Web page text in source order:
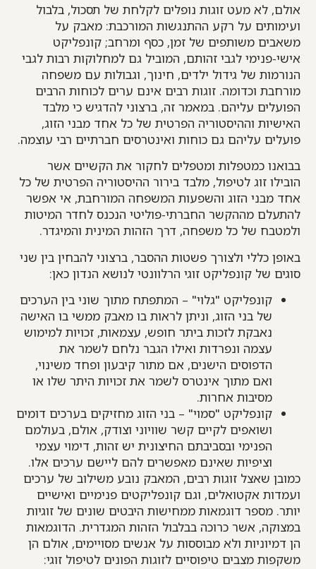
אולם, לא מעט זוגות נופלים לקלחת של תסכול, בלבול
ועימותים על רקע ההתנגשות המורכבת: מאבק על
משאבים משותפים של זמן, כסף ומרחב; קונפליקט
אישי-פנימי לגבי זהותם, המוביל גם למחלוקות רבות לגבי
הנורמות של גידול ילדים, חינוך, וגבולות עם משפחה
מורחבת וכדומה. זוגות רבים אינם ערים לכוחות הרבים
הפועלים עליהם. במאמר זה, ברצוני להדגיש כי מלבד
האישיות וההיסטוריה הפרטית של כל אחד מבני הזוג,
פועלים עליהם גם כוחות ואינטרסים חברתיים רבי עוצמה.
בבואנו כמטפלות ומטפלים לחקור את הקשיים אשר
הובילו זוג לטיפול, מלבד בירור ההיסטוריה הפרטית של כל
אחד מבני הזוג והשפעות המשפחה המורחבת, אי אפשר
להתעלם מההקשר החברתי-פוליטי הנכנס לחדר המיטות
ולמטבח של כל משפחה, דרך הזהות המינית והמיגדר.
באופן כללי ולצורך פשטות ההסבר, ברצוני להבחין בין שני
סוגים של קונפליקט זוגי הרלוונטי לנושא הנדון כאן:
קונפליקט "גלוי" – המתפתח מתוך שוני בין הערכים
של בני הזוג, וניתן לראות בו מאבק ממשי בו האישה
נאבקת לזכות ביתר חופש, עצמאות, זכויות למימוש
עצמה ונפרדות ואילו הגבר נלחם לשמר את
הדפוסים הישנים, אם מתור קיבעון ופחד משינוי,
ואם מתוך אינטרס לשמר את זכויות היתר שלו או
מסיבות אחרות.
קונפליקט "סמוי" – בני הזוג מחזיקים בערכים דומים
ושואפים לקיים קשר שוויוני וצודק, אולם, בעולמם
הפנימי ובסביבתם החיצונית יש זהות, דימוי עצמי
וציפיות שאינם מאפשרים להם ליישם ערכים אלו.
כמובן שאצל זוגות רבים, המאבק נובע משילוב של ערכים
ועמדות אקטואלים, וגם קונפליקטים פנימיים ואישיים
יותר. מספר דוגמאות ממחישות היבטים שונים של זוגיות
במצוקה, אשר כרוכה בבלבול הזהות המגדרית. הדוגמאות
הן דמיוניות ולא מבוססות על אנשים מסויימים, אולם הן
משקפות מצבים טיפוסיים לזוגות הפונים לטיפול זוגי: